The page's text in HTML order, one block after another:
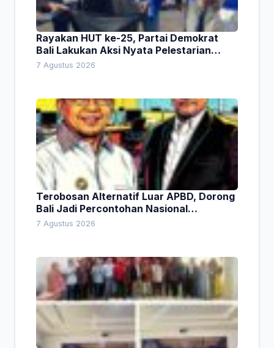
Rayakan HUT ke-25, Partai Demokrat
Bali Lakukan Aksi Nyata Pelestarian
Lingkungan
7 Agustus 2026
Terobosan Alternatif Luar APBD, Dorong
Bali Jadi Percontohan Nasional
Pembiayaan Daerah
7 Agustus 2026